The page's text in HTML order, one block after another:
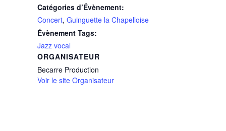
Catégories d’Évènement:
Concert, Guinguette la Chapelloise
Évènement Tags:
Jazz vocal
ORGANISATEUR
Becarre Production
Voir le site Organisateur